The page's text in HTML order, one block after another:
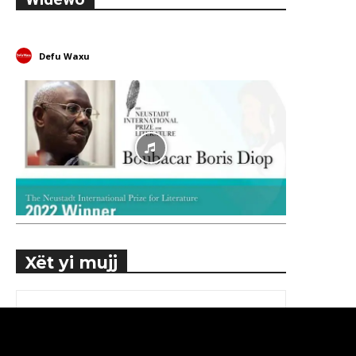
Defu Waxu
Xët yi mujj